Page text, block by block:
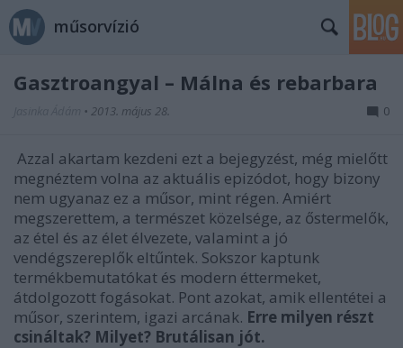
műsorvízió
Gasztroangyal – Málna és rebarbara
• 2013. május 28. 0
Azzal akartam kezdeni ezt a bejegyzést, még mielőtt
megnéztem volna az aktuális epizódot, hogy bizony
nem ugyanaz ez a műsor, mint régen. Amiért
megszerettem, a természet közelsége, az őstermelők,
az étel és az élet élvezete, valamint a jó
vendégszereplők eltűntek. Sokszor kaptunk
termékbemutatókat és modern éttermeket,
átdolgozott fogásokat. Pont azokat, amik ellentétei a
műsor, szerintem, igazi arcának. Erre milyen részt
csináltak? Milyet? Brutálisan jót.